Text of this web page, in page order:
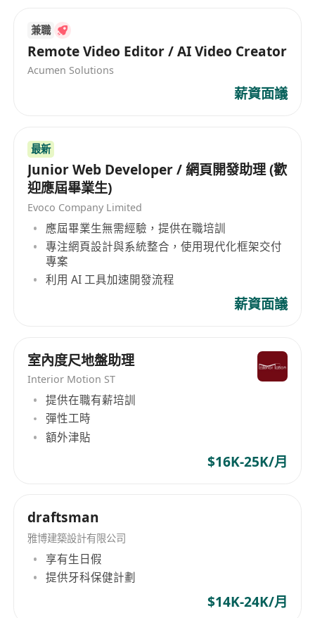
兼職
Remote Video Editor / AI Video Creator
Acumen Solutions
薪資面議
最新
Junior Web Developer / 網頁開發助理 (歡
迎應屆畢業生)
Evoco Company Limited
應屆畢業生無需經驗，提供在職培訓
專注網頁設計與系統整合，使用現代化框架交付
專案
利用 AI 工具加速開發流程
薪資面議
室內度尺地盤助理
Interior Motion ST
提供在職有薪培訓
彈性工時
額外津貼
$16K-25K/月
draftsman
雅博建築設計有限公司
享有生日假
提供牙科保健計劃
$14K-24K/月